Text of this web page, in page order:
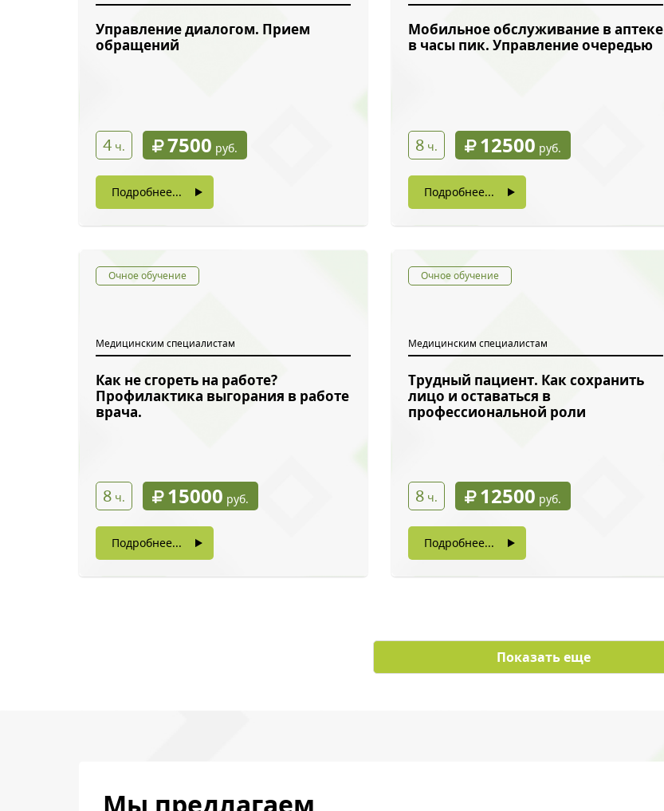
Управление диалогом. Прием
обращений
4 ч. 7500 руб.
Подробнее...
Мобильное обслуживание в аптеке
в часы пик. Управление очередью
8 ч. 12500 руб.
Подробнее...
Очное обучение
Медицинским специалистам
Как не сгореть на работе?
Профилактика выгорания в работе
врача.
8 ч. 15000 руб.
Подробнее...
Очное обучение
Медицинским специалистам
Трудный пациент. Как сохранить
лицо и оставаться в
профессиональной роли
8 ч. 12500 руб.
Подробнее...
Показать еще